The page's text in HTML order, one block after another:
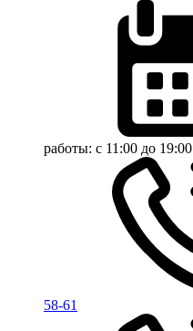
работы: с 11:00 до 19:00
58-61